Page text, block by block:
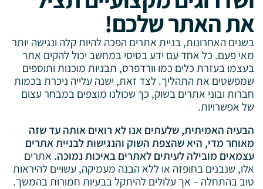
את האתר שלכם!
בשנים האחרונות, בניית אתרים הפכה להיות קלה ונגישה יותר
מאי פעם. כל אחד עם ידע בסיסי במחשב יכול להקים אתר
בעצמו בעזרת כלים כמו וורדפרס, תבניות מוכנות ותוספים
שמפשטים את התהליך. לצד זאת, ישנה עלייה ניכרת בכמות
חברות ובוני אתרים בשוק, כך שכולנו מוצפים במבחר עצום
של אפשרויות.
הבעיה האמיתית, שלעתים אנו לא רואים אותה עד שזה
מאוחר מדי, היא שהצפת השוק והנגישות לבניית אתרים
עצמאים מובילה לעיתים לאתרים באיכות נמוכה.אתרים
אלו, שנבנים בחופזה או ללא הבנה מעמיקה, עשויים להיראות
טוב בהתחלה – אך עלולים להיתקל בבעיות חמורות בהמשך.